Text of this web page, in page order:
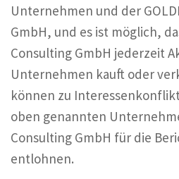
Unternehmen und der
GmbH, und es ist möglich,
Consulting GmbH jederzeit
Unternehmen kauft oder
können zu
oben genannten
Consulting GmbH für die
entlohnen.